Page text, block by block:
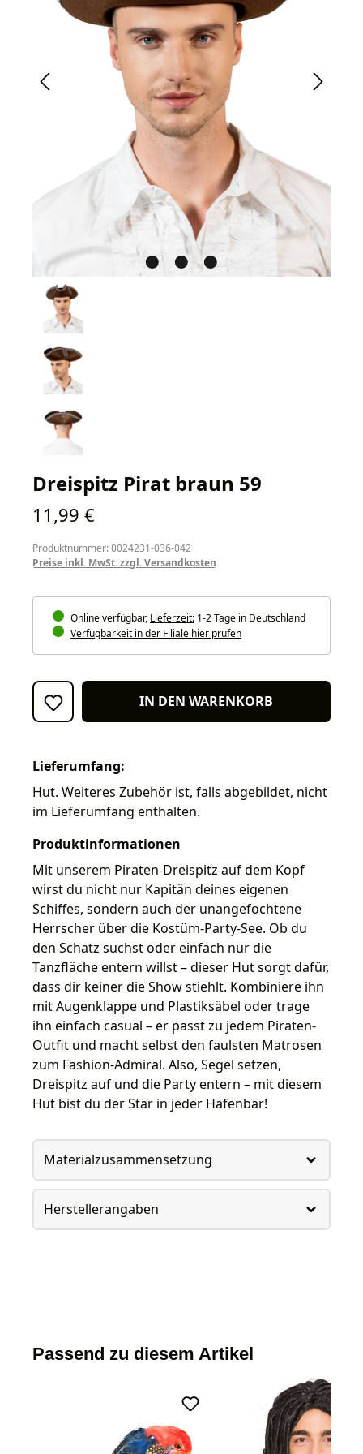
Dreispitz Pirat braun 59
Regulärer Preis:
11,99 €
Produktnummer: 0024231-036-042
Preise inkl. MwSt. zzgl. Versandkosten
Online verfügbar, Lieferzeit: 1-2 Tage in Deutschland
Verfügbarkeit in der Filiale hier prüfen
IN DEN WARENKORB
Lieferumfang:
Hut. Weiteres Zubehör ist, falls abgebildet, nicht
im Lieferumfang enthalten.
Produktinformationen
Mit unserem Piraten-Dreispitz auf dem Kopf
wirst du nicht nur Kapitän deines eigenen
Schiffes, sondern auch der unangefochtene
Herrscher über die Kostüm-Party-See. Ob du
den Schatz suchst oder einfach nur die
Tanzfläche entern willst – dieser Hut sorgt dafür,
dass dir keiner die Show stiehlt. Kombiniere ihn
mit Augenklappe und Plastiksäbel oder trage
ihn einfach casual – er passt zu jedem Piraten-
Outfit und macht selbst den faulsten Matrosen
zum Fashion-Admiral. Also, Segel setzen,
Dreispitz auf und die Party entern – mit diesem
Hut bist du der Star in jeder Hafenbar!
Materialzusammensetzung
Herstellerangaben
Passend zu diesem Artikel